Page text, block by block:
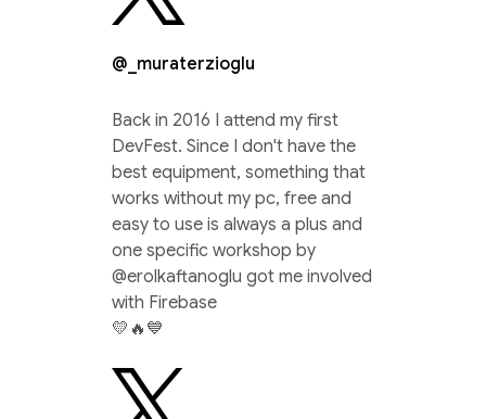
@_muraterzioglu
Back in 2016 I attend my first
DevFest. Since I don't have the
best equipment, something that
works without my pc, free and
easy to use is always a plus and
one specific workshop by
@erolkaftanoglu got me involved
with Firebase
💛🔥💙